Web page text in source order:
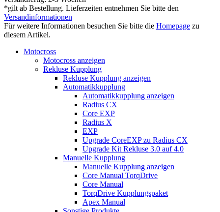
*gilt ab Bestellung. Lieferzeiten entnehmen Sie bitte den
Versandinformationen
Für weitere Informationen besuchen Sie bitte die Homepage zu
diesem Artikel.
Motocross
Motocross anzeigen
Rekluse Kupplung
Rekluse Kupplung anzeigen
Automatikkupplung
Automatikkupplung anzeigen
Radius CX
Core EXP
Radius X
EXP
Upgrade CoreEXP zu Radius CX
Upgrade Kit Rekluse 3.0 auf 4.0
Manuelle Kupplung
Manuelle Kupplung anzeigen
Core Manual TorqDrive
Core Manual
TorqDrive Kupplungspaket
Apex Manual